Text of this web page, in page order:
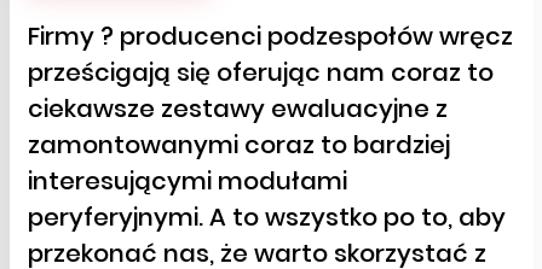
Firmy ? producenci podzespołów wręcz
prześcigają się oferując nam coraz to
ciekawsze zestawy ewaluacyjne z
zamontowanymi coraz to bardziej
interesującymi modułami
peryferyjnymi. A to wszystko po to, aby
przekonać nas, że warto skorzystać z